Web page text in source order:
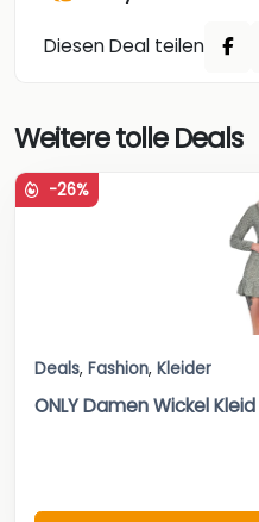
Diesen Deal teilen
Weitere tolle Deals
-26%
Deals, Fashion, Kleider
ONLY Damen Wickel